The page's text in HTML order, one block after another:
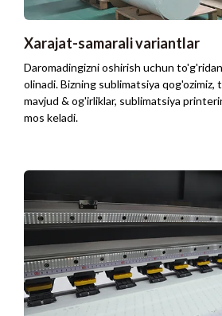
Xarajat-samarali variantlar
Daromadingizni oshirish uchun
olinadi. Bizning sublimatsiya qog'ozimiz,
mavjud & og'irliklar, sublimatsiya
mos keladi.